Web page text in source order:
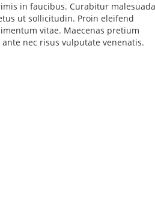
in faucibus. Curabitur malesuada
ut sollicitudin. Proin eleifend
vitae. Maecenas pretium
nec risus vulputate venenatis.